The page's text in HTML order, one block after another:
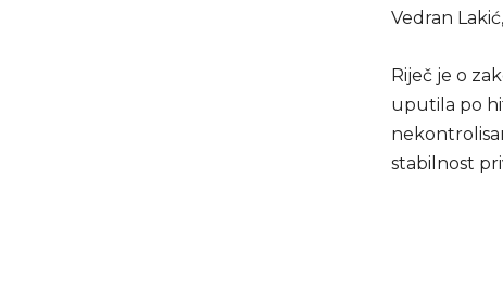
Vedran
Riječ je o
uputila po
stabilnost